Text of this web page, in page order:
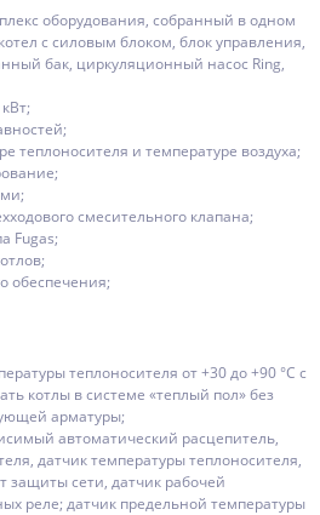
оборудования, собранный в одном
с силовым блоком, блок управления,
бак, циркуляционный насос Ring,
теплоносителя и температуре воздуха;
смесительного клапана;
Fugas;
обеспечения;
теплоносителя от +30 до +90 °С с
котлы в системе «теплый пол» без
арматуры;
автоматический расцепитель,
датчик температуры теплоносителя,
защиты сети, датчик рабочей
реле; датчик предельной температуры